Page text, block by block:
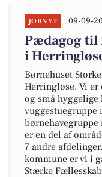
JOBNYT 09-09-
Pædagog til
i
Børnehuset
Herringløse. Vi
og små
er en del af
7 andre
kommune er vi i
Stærke